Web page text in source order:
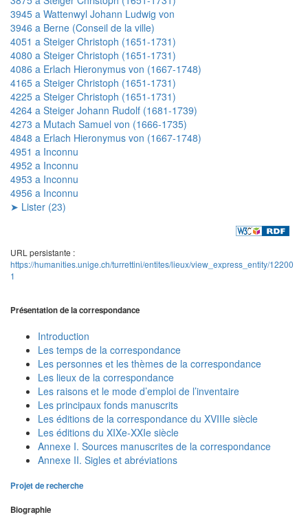
3945 a Wattenwyl Johann Ludwig von
3946 a Berne (Conseil de la ville)
4051 a Steiger Christoph (1651-1731)
4080 a Steiger Christoph (1651-1731)
4086 a Erlach Hieronymus von (1667-1748)
4165 a Steiger Christoph (1651-1731)
4225 a Steiger Christoph (1651-1731)
4264 a Steiger Johann Rudolf (1681-1739)
4273 a Mutach Samuel von (1666-1735)
4848 a Erlach Hieronymus von (1667-1748)
4951 a Inconnu
4952 a Inconnu
4953 a Inconnu
4956 a Inconnu
➤ Lister (23)
URL persistante :
https://humanities.unige.ch/turrettini/entites/lieux/view_express_entity/12200
1
Présentation de la correspondance
Introduction
Les temps de la correspondance
Les personnes et les thèmes de la correspondance
Les lieux de la correspondance
Les raisons et le mode d’emploi de l’inventaire
Les principaux fonds manuscrits
Les éditions de la correspondance du XVIIIe siècle
Les éditions du XIXe-XXIe siècle
Annexe I. Sources manuscrites de la correspondance
Annexe II. Sigles et abréviations
Projet de recherche
Biographie